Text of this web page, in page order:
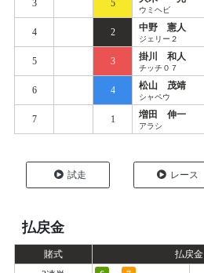
3 5
ウミヘビ
4 2 中野 憲人
ジェリー２
5 3 掛川 和人
チッチ０７
6 4 松山 茂靖
シャペウ
7 1 増田 伸一
アラシ
試走 レース
払戻金
賭式 払戻金